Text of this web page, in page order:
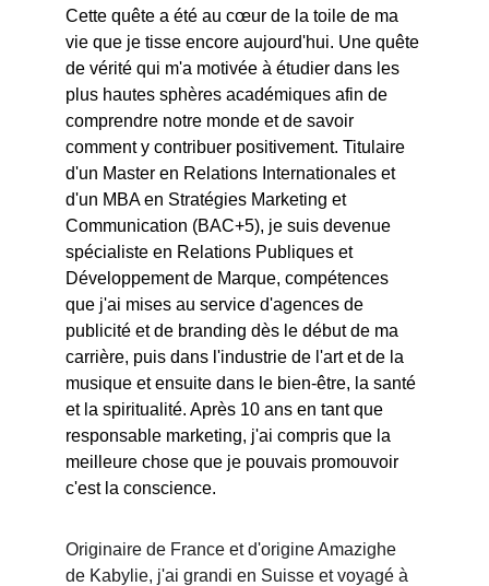
Cette quête a été au cœur de la toile de ma
vie que je tisse encore aujourd'hui. Une quête
de vérité qui m'a motivée à étudier dans les
plus hautes sphères académiques afin de
comprendre notre monde et de savoir
comment y contribuer positivement. Titulaire
d'un Master en Relations Internationales et
d'un MBA en Stratégies Marketing et
Communication (BAC+5), je suis devenue
spécialiste en Relations Publiques et
Développement de Marque, compétences
que j'ai mises au service d'agences de
publicité et de branding dès le début de ma
carrière, puis dans l'industrie de l'art et de la
musique et ensuite dans le bien-être, la santé
et la spiritualité. Après 10 ans en tant que
responsable marketing, j'ai compris que la
meilleure chose que je pouvais promouvoir
c'est la conscience.
Originaire de France et d'origine Amazighe
de Kabylie, j'ai grandi en Suisse et voyagé à